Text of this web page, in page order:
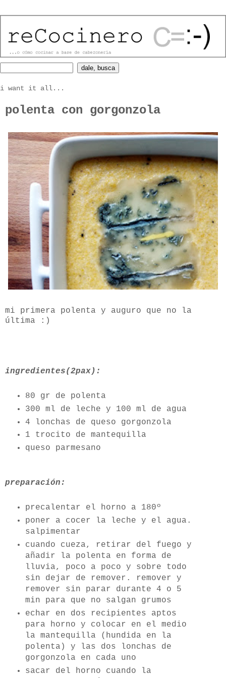
i want it all...
polenta con gorgonzola
mi primera polenta y auguro que no la
última :)
ingredientes(2pax):
80 gr de polenta
300 ml de leche y 100 ml de agua
4 lonchas de queso gorgonzola
1 trocito de mantequilla
queso parmesano
preparación:
precalentar el horno a 180º
poner a cocer la leche y el agua.
salpimentar
cuando cueza, retirar del fuego y
añadir la polenta en forma de
lluvia, poco a poco y sobre todo
sin dejar de remover. remover y
remover sin parar durante 4 o 5
min para que no salgan grumos
echar en dos recipientes aptos
para horno y colocar en el medio
la mantequilla (hundida en la
polenta) y las dos lonchas de
gorgonzola en cada uno
sacar del horno cuando la